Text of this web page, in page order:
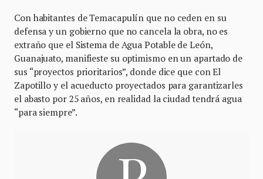
Con habitantes de Temacapulín que no ceden en su
defensa y un gobierno que no cancela la obra, no es
extraño que el Sistema de Agua Potable de León,
Guanajuato, manifieste su optimismo en un apartado de
sus “proyectos prioritarios”, donde dice que con El
Zapotillo y el acueducto proyectados para garantizarles
el abasto por 25 años, en realidad la ciudad tendrá agua
“para siempre”.